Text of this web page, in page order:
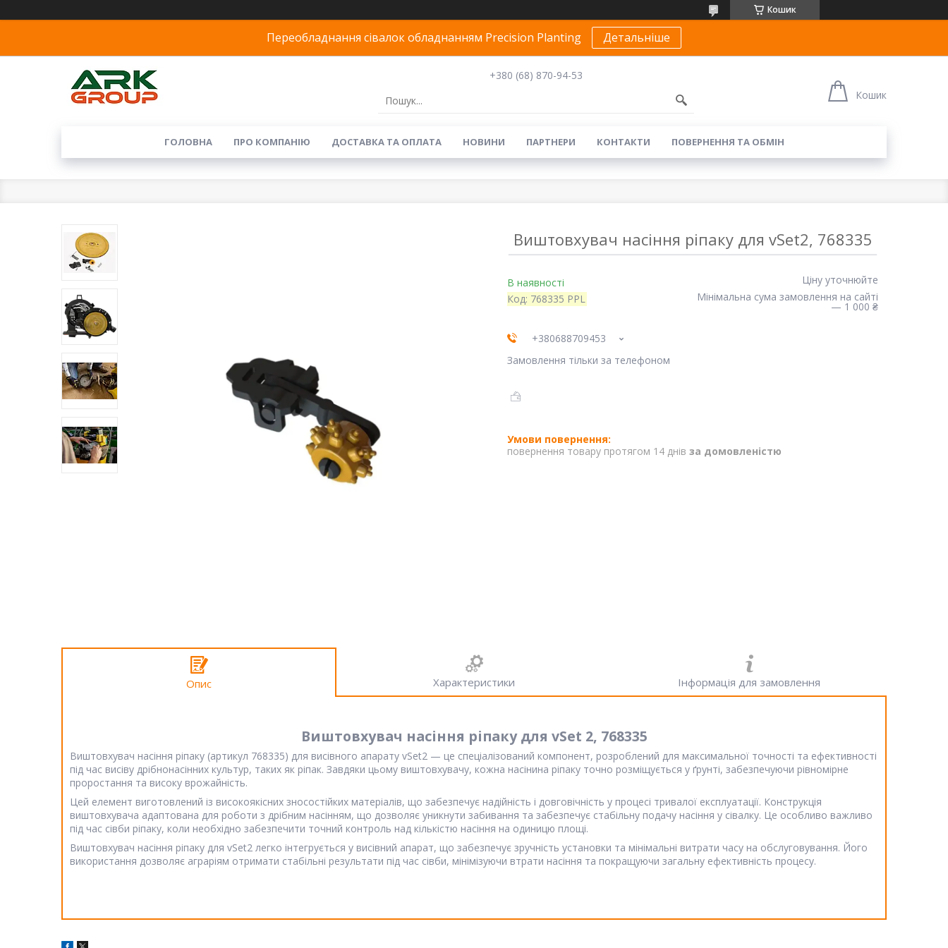
Кошик
Переобладнання сівалок обладнанням Precision Planting Детальніше
+380 (68) 870-94-53
Кошик
ГОЛОВНА ПРО КОМПАНІЮ ДОСТАВКА ТА ОПЛАТА НОВИНИ ПАРТНЕРИ КОНТАКТИ ПОВЕРНЕННЯ ТА ОБМІН
Виштовхувач насіння ріпаку для vSet2, 768335
В наявності
Код: 768335 PPL
Ціну уточнюйте
Мінімальна сума замовлення на сайті
— 1 000 ₴
+380688709453
Замовлення тільки за телефоном
повернення товару протягом 14 днів за домовленістю
Опис Характеристики Інформація для замовлення
Виштовхувач насіння ріпаку для vSet 2, 768335
Виштовхувач насіння ріпаку (артикул 768335) для висівного апарату vSet2 — це спеціалізований компонент, розроблений для максимальної точності та ефективності
під час висіву дрібнонасінних культур, таких як ріпак. Завдяки цьому виштовхувачу, кожна насінина ріпаку точно розміщується у ґрунті, забезпечуючи рівномірне
проростання та високу врожайність.
Цей елемент виготовлений із високоякісних зносостійких матеріалів, що забезпечує надійність і довговічність у процесі тривалої експлуатації. Конструкція
виштовхувача адаптована для роботи з дрібним насінням, що дозволяє уникнути забивання та забезпечує стабільну подачу насіння у сівалку. Це особливо важливо
під час сівби ріпаку, коли необхідно забезпечити точний контроль над кількістю насіння на одиницю площі.
Виштовхувач насіння ріпаку для vSet2 легко інтегрується у висівний апарат, що забезпечує зручність установки та мінімальні витрати часу на обслуговування. Його
використання дозволяє аграріям отримати стабільні результати під час сівби, мінімізуючи втрати насіння та покращуючи загальну ефективність процесу.